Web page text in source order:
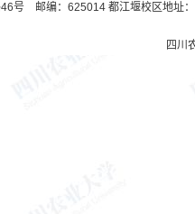
号 邮编：625014 都江堰校区地址
四川